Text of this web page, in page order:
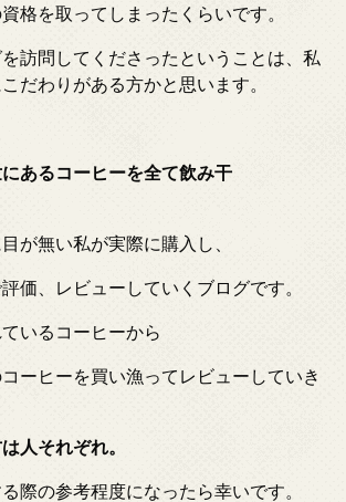
格を取ってしまったくらいです。
訪問してくださったということは、私
だわりがある方かと思います。
あるコーヒーを全て飲み干
が無い私が実際に購入し、
価、レビューしていくブログです。
いるコーヒーから
ーヒーを買い漁ってレビューしていき
人それぞれ。
際の参考程度になったら幸いです。